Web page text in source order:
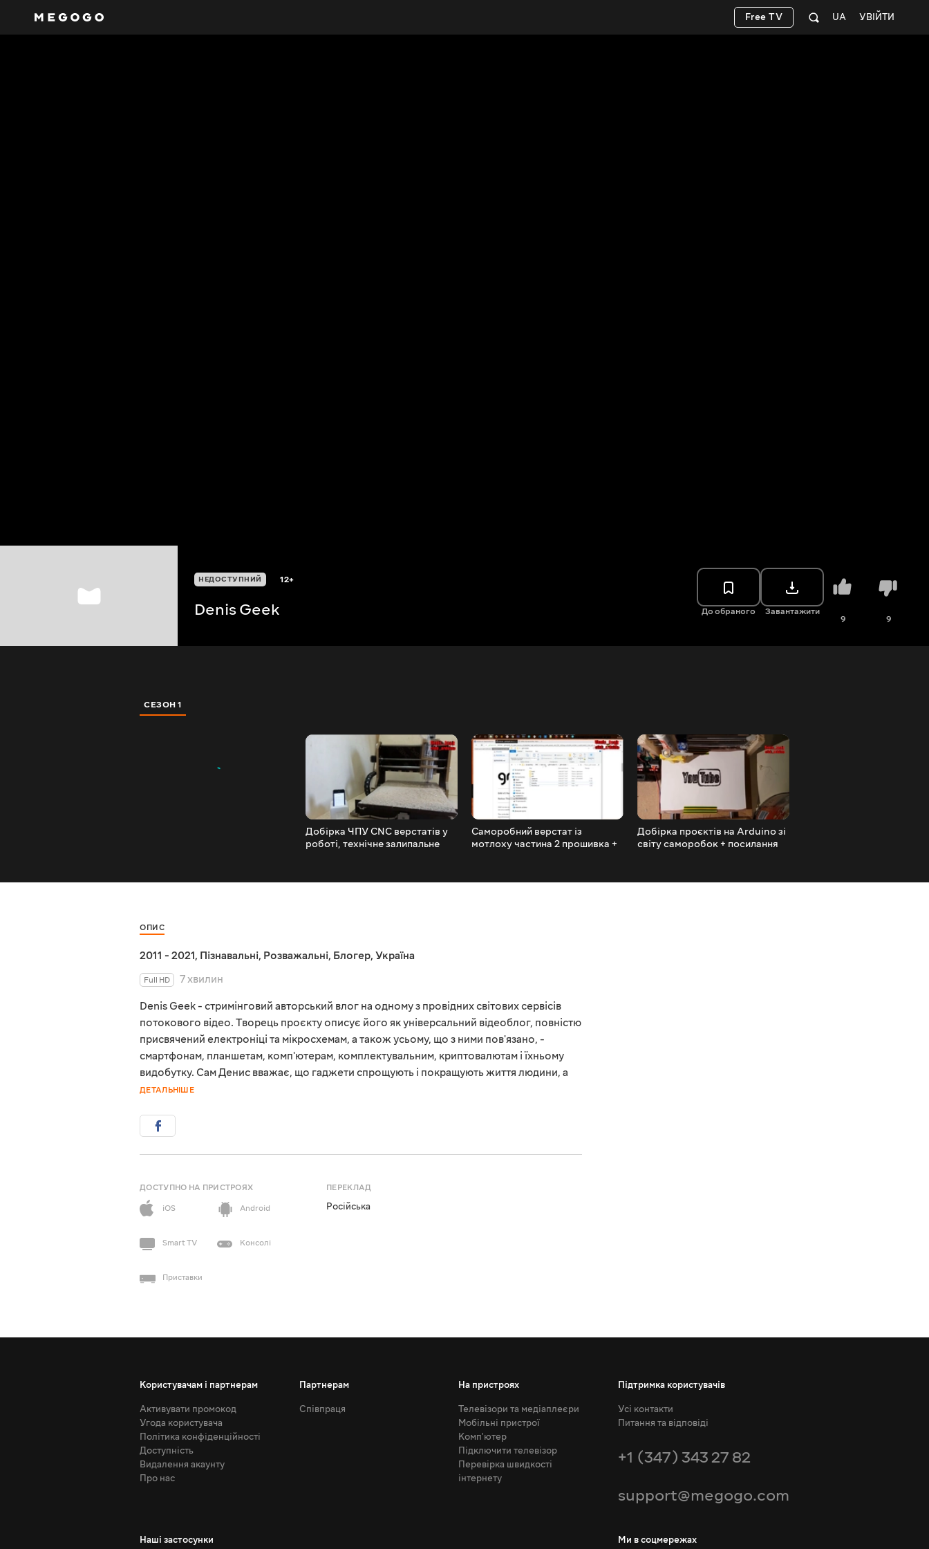
УВІЙТИ
UA
Free TV
НЕДОСТУПНИЙ 12+
Denis Geek До обраного Завантажити
9 9
СЕЗОН 1
Добірка ЧПУ CNC верстатів у
роботі, технічне залипальне
Саморобний верстат із
мотлоху частина 2 прошивка +
Добірка проєктів на Arduino зі
світу саморобок + посилання
ОПИС
2011 - 2021, Пізнавальні, Розважальні, Блогер, Україна
Full HD
7 хвилин
Denis Geek - стримінговий авторський влог на одному з провідних світових сервісів
потокового відео. Творець проєкту описує його як універсальний відеоблог, повністю
присвячений електроніці та мікросхемам, а також усьому, що з ними пов'язано, -
смартфонам, планшетам, комп'ютерам, комплектувальним, криптовалютам і їхньому
видобутку. Сам Денис вважає, що гаджети спрощують і покращують життя людини, а
ДЕТАЛЬНІШЕ
ДОСТУПНО НА ПРИСТРОЯХ
iOS
Android
Smart TV Консолі
Приставки
ПЕРЕКЛАД
Російська
Користувачам і партнерам
Активувати промокод
Угода користувача
Політика конфіденційності
Доступність
Видалення акаунту
Про нас
Партнерам
Співпраця
На пристроях
Телевізори та медіаплеєри
Мобільні пристрої
Комп'ютер
Підключити телевізор
Перевірка швидкості
інтернету
Підтримка користувачів
Усі контакти
Питання та відповіді
+1 (347) 343 27 82
support@megogo.com
Наші застосунки Ми в соцмережах